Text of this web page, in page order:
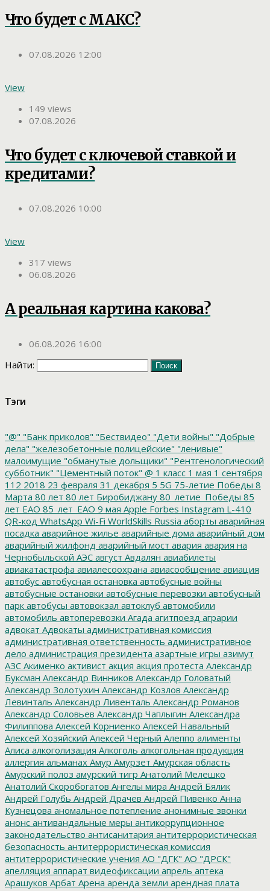
Что будет с МАКС?
07.08.2026 12:00
View
149 views
07.08.2026
Что будет с ключевой ставкой и
кредитами?
07.08.2026 10:00
View
317 views
06.08.2026
А реальная картина какова?
06.08.2026 16:00
Найти:
Тэги
"@" "Банк приколов" "Бествидео" "Дети войны" "Добрые
дела" "железобетонные полицейские" "ленивые"
малоимущие "обманутые дольщики" "Рентгенологический
субботник" "Цементный поток" @ 1 класс 1 мая 1 сентября
112 2018 23 февраля 31 декабря 5 5G 75-летие Победы 8
Марта 80 лет 80 лет Биробиджану 80_летие_Победы 85
лет ЕАО 85_лет_ЕАО 9 мая Apple Forbes Instagram L-410
QR-код WhatsApp Wi-Fi WorldSkills Russia аборты аварийная
посадка аварийное жилье аварийные дома аварийный дом
аварийный жилфонд аварийный мост авария авария на
Чернобыльской АЭС август Авдалян авиабилеты
авиакатастрофа авиалесоохрана авиасообщение авиация
автобус автобусная остановка автобусные войны
автобусные остановки автобусные перевозки автобусный
парк автобусы автовокзал автоклуб автомобили
автомобиль автоперевозки Агада агитпоезд аграрии
адвокат Адвокаты административная комиссия
административная ответственность административное
дело администрация президента азартные игры азимут
АЗС Акименко активист акция акция протеста Александр
Буксман Александр Винников Александр Головатый
Александр Золотухин Александр Козлов Александр
Левинталь Александр Ливенталь Александр Романов
Александр Соловьев Александр Чаплыгин Александра
Филиппова Алексей Корниенко Алексей Навальный
Алексей Хозяйский Алексей Черный Алеппо алименты
Алиса алкоголизация Алкоголь алкогольная продукция
аллергия альманах Амур Амурзет Амурская область
Амурский полоз амурский тигр Анатолий Мелешко
Анатолий Скоробогатов Ангелы мира Андрей Бялик
Андрей Голубь Андрей Драчев Андрей Пивенко Анна
Кузнецова аномальное потепление анонимные звонки
анонс антивандальные меры антикоррупционное
законодательство антисанитария антитеррористическая
безопасность антитеррористическая комиссия
антитеррористические учения АО "ДГК" АО "ДРСК"
апелляция аппарат видеофиксации апрель аптека
Арашуков Арбат Арена аренда земли арендная плата